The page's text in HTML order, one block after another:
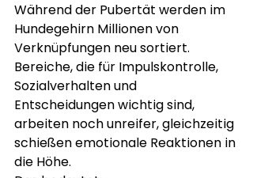
Während der Pubertät werden im
Hundegehirn Millionen von
Verknüpfungen neu sortiert.
Bereiche, die für Impulskontrolle,
Sozialverhalten und
Entscheidungen wichtig sind,
arbeiten noch unreifer, gleichzeitig
schießen emotionale Reaktionen in
die Höhe.